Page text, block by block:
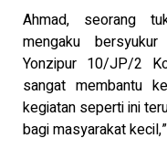
Ahmad, seorang
mengaku
Yonzipur 10/JP/2
sangat membantu
kegiatan seperti ini
bagi masyarakat